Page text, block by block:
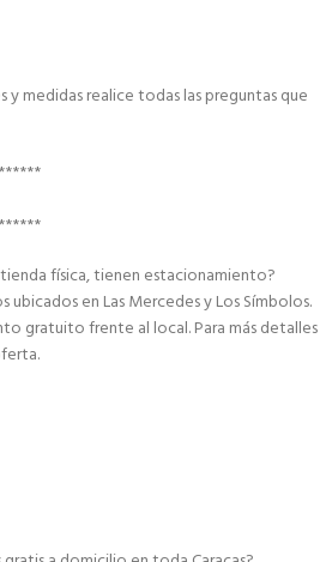
y medidas realice todas las preguntas que
física, tienen estacionamiento?
ubicados en Las Mercedes y Los Símbolos.
gratuito frente al local. Para más detalles